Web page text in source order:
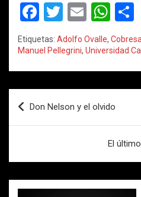
F
a
ce
b
o
o
k
T
wi
tt
er
E
m
ail
W
h
at
s
A
p
p
Etiquetas: Adolfo Ovalle,
Manuel Pellegrini, Universidad
Navegación
de
Don Nelson y el olvido
El